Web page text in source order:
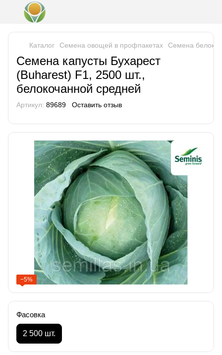
Каталог Семена овощей в профпакетах Семена
Семена капусты Бухарест
(Buharest) F1, 2500 шт.,
белокочанной средней
Артикул: 89689 Оставить отзыв
−5%
Фасовка
2 500 шт.